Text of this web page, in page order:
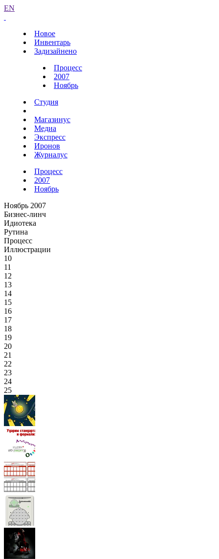
EN
Новое
Инвентарь
Задизайнено
Процесс
2007
Ноябрь
Студия
Магазинус
Медиа
Экспресс
Иронов
Журналус
Процесс
2007
Ноябрь
Ноябрь 2007
Бизнес-линч
Идиотека
Рутина
Процесс
Иллюстрации
10
11
12
13
14
15
16
17
18
19
20
21
22
23
24
25